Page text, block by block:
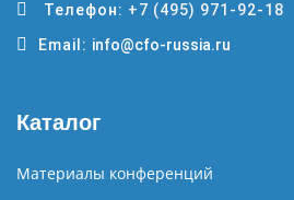
Телефон: +7 (495) 971-92-18
Email: info@cfo-russia.ru
Каталог
Материалы конференций